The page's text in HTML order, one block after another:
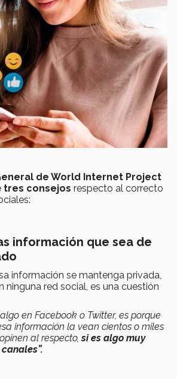
de World Internet Project
tres consejos respecto al correcto
información que sea de
información se mantenga privada,
ninguna red social, es una cuestión
en Facebook o Twitter, es porque
información la vean cientos o miles
al respecto,si es algo muy